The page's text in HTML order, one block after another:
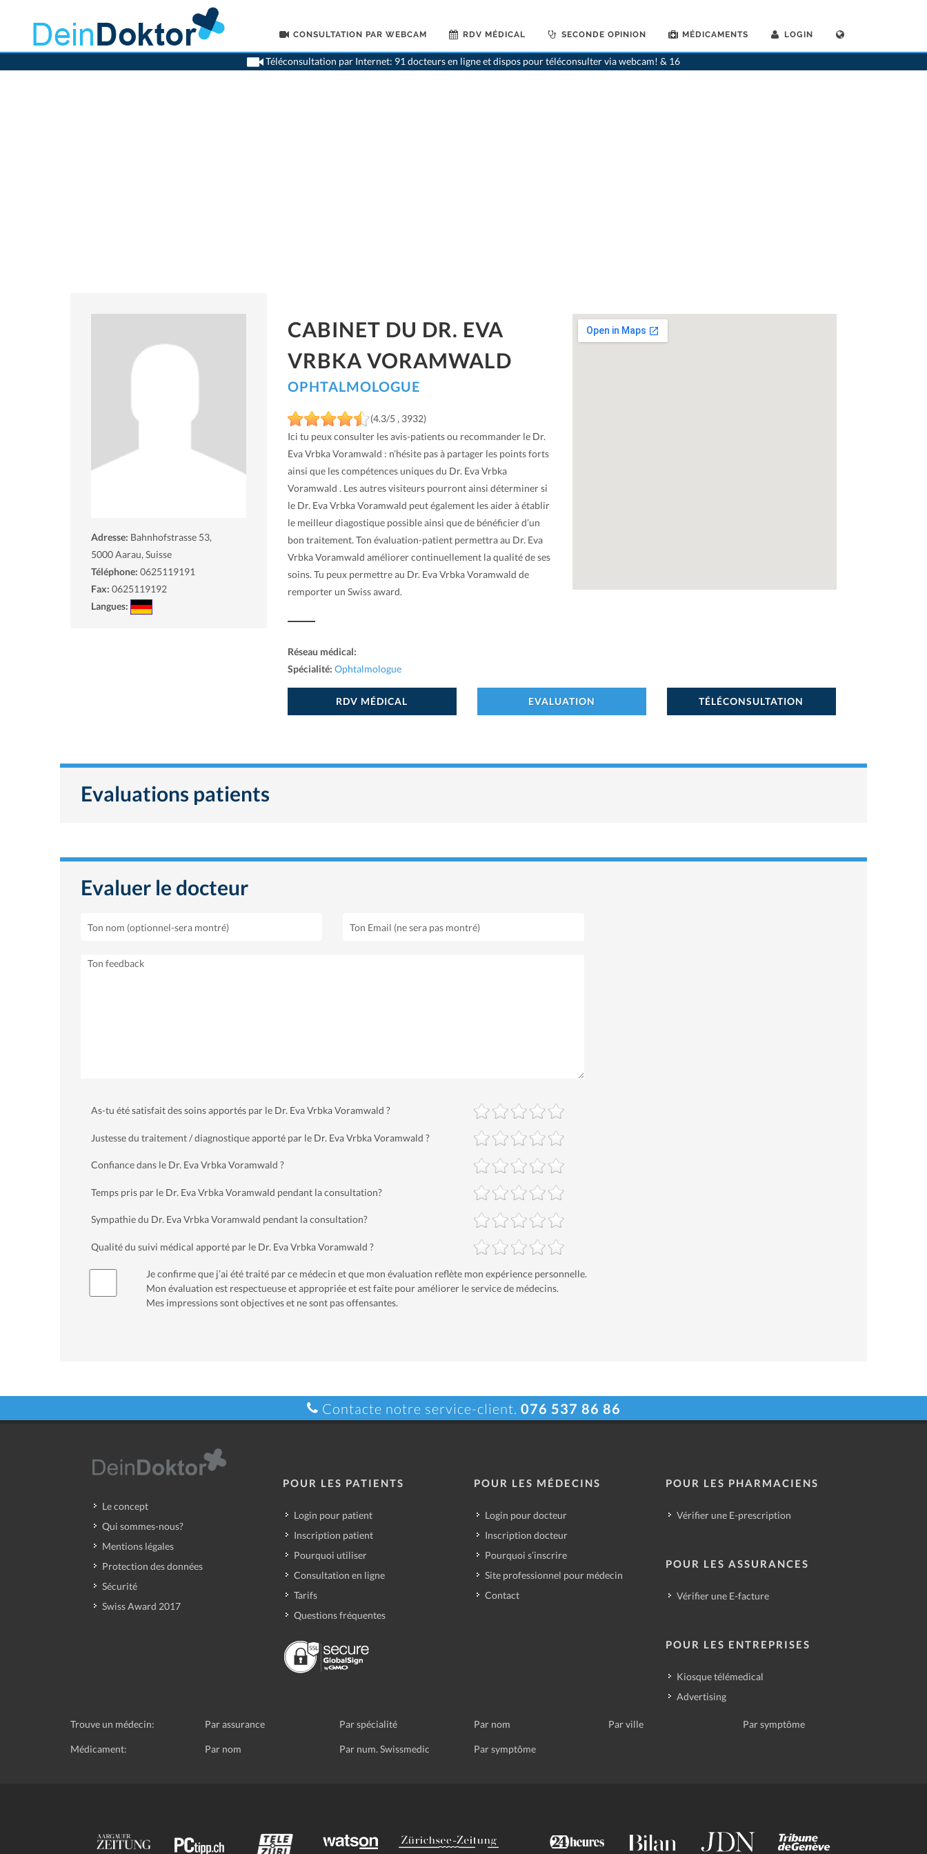
CONSULTATION PAR WEBCAM RDV MÉDICAL SECONDE OPINION MÉDICAMENTS LOGIN
Téléconsultation par Internet: 91 docteurs en ligne et dispos pour téléconsulter via webcam! & 16
>Ophtalmologues>Aarau>Dr. Eva Vrbka Voramwald>Cabinet du Dr. Eva Vrbka-Voramwald
Adresse: Bahnhofstrasse 53,
5000Aarau, Suisse
Téléphone: 0625119191
Fax: 0625119192
Langues:
CABINET DU DR. EVA
VRBKA VORAMWALD
OPHTALMOLOGUE
(4.3/5 , 3932)
Ici tu peux consulter les avis-patients ou recommander le Dr.
Eva Vrbka Voramwald : n’hésite pas à partager les points forts
ainsi que les compétences uniques du Dr. Eva Vrbka
Voramwald . Les autres visiteurs pourront ainsi déterminer si
le Dr. Eva Vrbka Voramwald peut également les aider à établir
le meilleur diagostique possible ainsi que de bénéficier d’un
bon traitement. Ton évaluation-patient permettra au Dr. Eva
Vrbka Voramwald améliorer continuellement la qualité de ses
soins. Tu peux permettre au Dr. Eva Vrbka Voramwald de
remporter un Swiss award.
Réseau médical:
Spécialité: Ophtalmologue
RDV MÉDICAL EVALUATION TÉLÉCONSULTATION
Evaluations patients
Evaluer le docteur
As-tu été satisfait des soins apportés par le Dr. Eva Vrbka Voramwald ?
Justesse du traitement / diagnostique apporté par le Dr. Eva Vrbka Voramwald ?
Confiance dans le Dr. Eva Vrbka Voramwald ?
Temps pris par le Dr. Eva Vrbka Voramwald pendant la consultation?
Sympathie du Dr. Eva Vrbka Voramwald pendant la consultation?
Qualité du suivi médical apporté par le Dr. Eva Vrbka Voramwald ?
Je confirme que j’ai été traité par ce médecin et que mon évaluation reflète mon expérience personnelle.
Mon évaluation est respectueuse et appropriée et est faite pour améliorer le service de médecins.
Mes impressions sont objectives et ne sont pas offensantes.
Contacte notre service-client. 076 537 86 86
Le concept
Qui sommes-nous?
Mentions légales
Protection des données
Sécurité
Swiss Award 2017
POUR LES PATIENTS
Login pour patient
Inscription patient
Pourquoi utiliser
Consultation en ligne
Tarifs
Questions fréquentes
POUR LES MÉDECINS
Login pour docteur
Inscription docteur
Pourquoi s’inscrire
Site professionnel pour médecin
Contact
POUR LES PHARMACIENS
Vérifier une E-prescription
POUR LES ASSURANCES
Vérifier une E-facture
POUR LES ENTREPRISES
Kiosque télémedical
Advertising
Trouve un médecin: Par assurance Par spécialité Par nom Par ville Par symptôme
Médicament: Par nom Par num. Swissmedic Par symptôme